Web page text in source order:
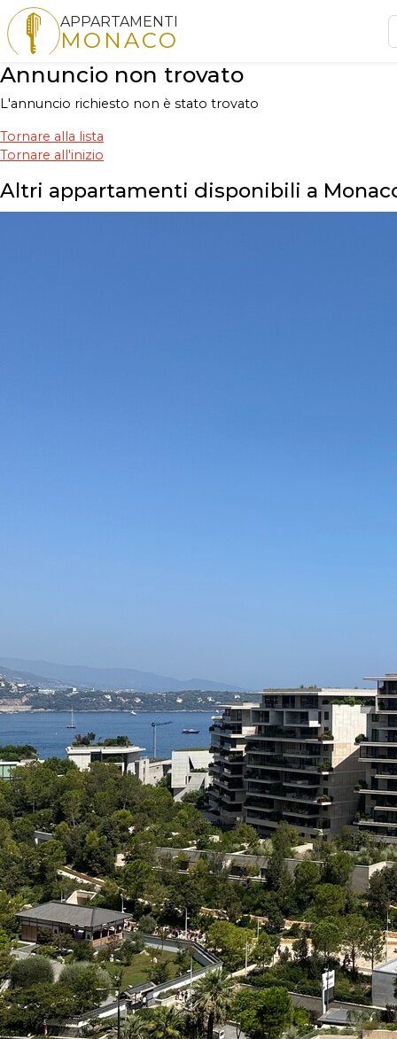
APPARTAMENTI
MONACO
Annuncio non trovato
L'annuncio richiesto non è stato trovato
Tornare alla lista
Tornare all'inizio
Altri appartamenti disponibili a